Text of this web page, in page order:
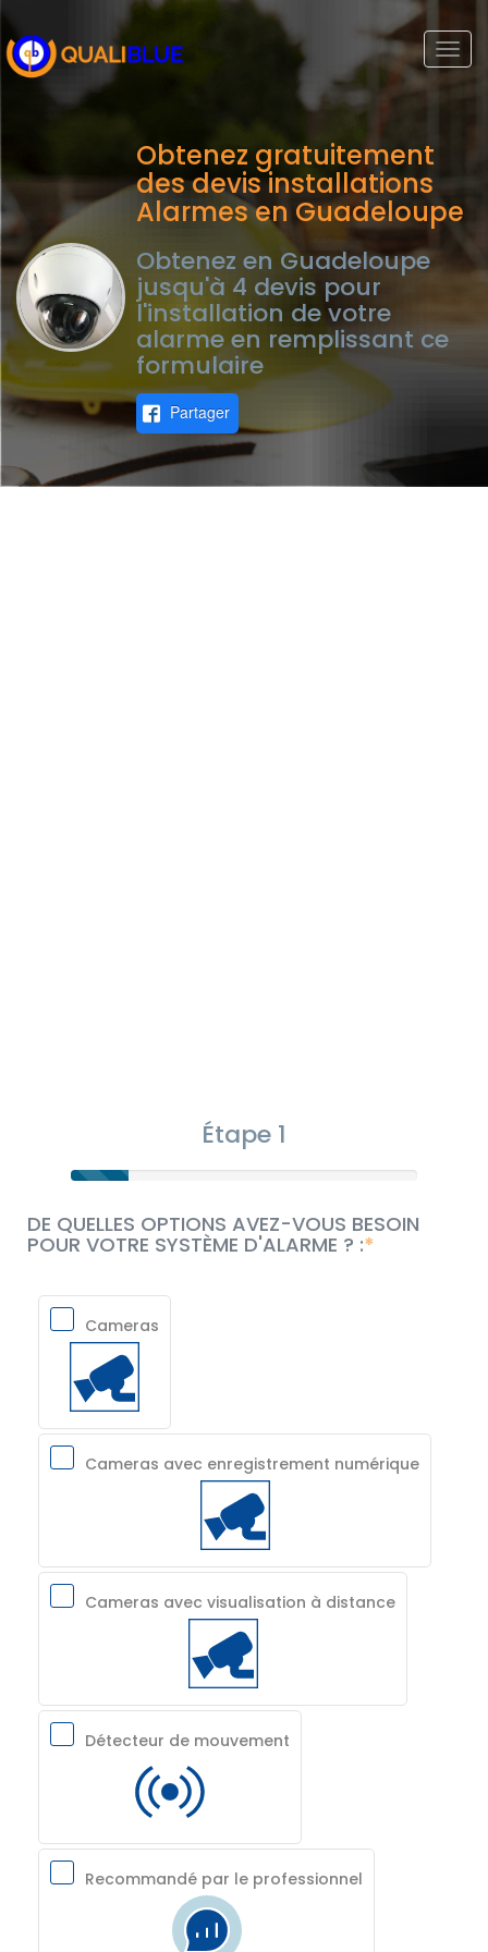
Obtenez gratuitement
des devis installations
Alarmes en Guadeloupe
Obtenez en Guadeloupe
jusqu'à 4 devis pour
l'installation de votre
alarme en remplissant ce
formulaire
Partager
Étape 1
DE QUELLES OPTIONS AVEZ-VOUS BESOIN
POUR VOTRE SYSTÈME D'ALARME ? :
Cameras
Cameras avec enregistrement numérique
Cameras avec visualisation à distance
Détecteur de mouvement
Recommandé par le professionnel